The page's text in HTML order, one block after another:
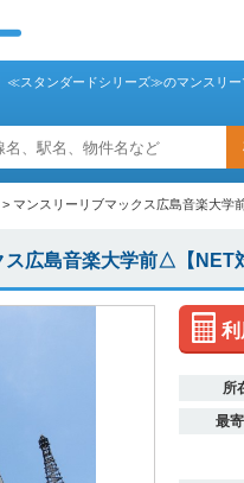
≪スタンダードシリーズ≫のマンスリー
> マンスリーリブマックス広島音楽大
ス広島音楽大学前△【
利
所
最